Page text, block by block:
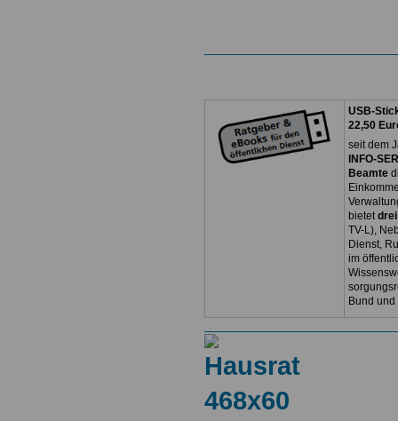
USB-
22,50
seit dem
INFO-
Beamte
bietet
TV-L),
Dienst,
im
Bund